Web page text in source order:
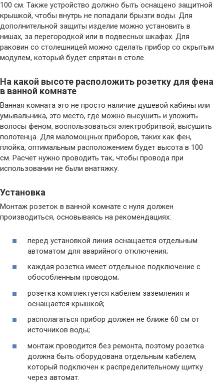
100 см. Также устройство должно быть оснащено защитной
крышкой, чтобы внутрь не попадали брызги воды. Для
дополнительной защиты изделие можно установить в
нишах, за перегородкой или в подвесных шкафах. Для
раковин со столешницей можно сделать прибор со скрытым
модулем, который будет спрятан в столе.
На какой высоте расположить розетку для фена
в ванной комнате
Ванная комната это не просто наличие душевой кабины или
умывальника, это место, где можно высушить и уложить
волосы феном, воспользоваться электробритвой, высушить
полотенца. Для маломощных приборов, таких как фен,
плойка, оптимальным расположением будет высота в 100
см. Расчет нужно проводить так, чтобы провода при
использовании не были внатяжку.
Установка
Монтаж розеток в ванной комнате с нуля должен
производиться, основываясь на рекомендациях:
перед установкой линия оснащается отдельным
автоматом для аварийного отключения;
каждая розетка имеет отдельное подключение с
обособленным проводом;
розетка комплектуется кабелем заземления и
оснащается крышкой;
располагаться прибор должен не ближе 60 см от
источников воды;
монтаж проводится без ремонта, поэтому розетка
должна быть оборудована отдельным кабелем,
который подключен к распределительному щитку
через автомат.